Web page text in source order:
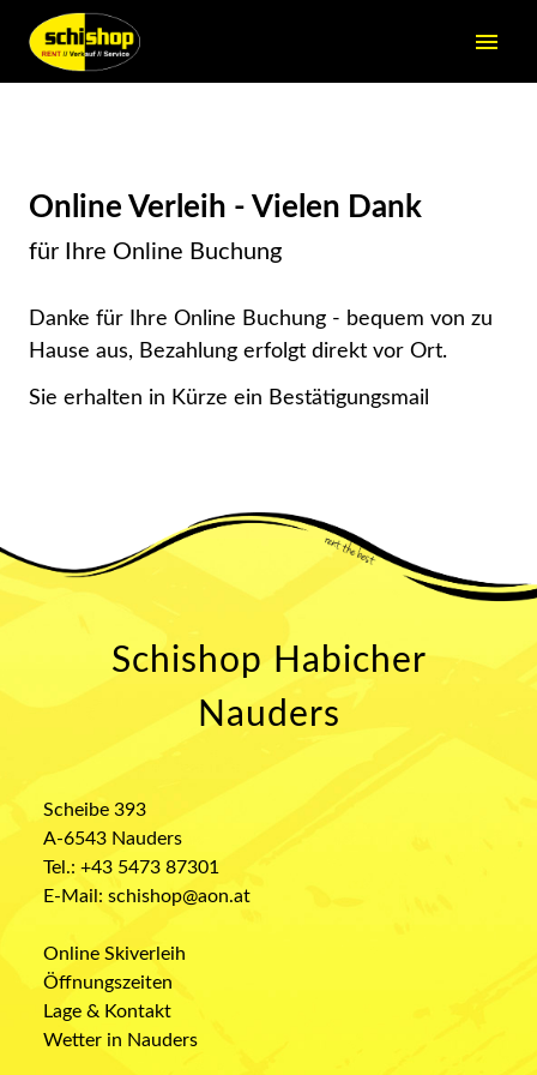
menu
Online Verleih - Vielen Dank
für Ihre Online Buchung
Danke für Ihre Online Buchung - bequem von zu
Hause aus, Bezahlung erfolgt direkt vor Ort.
Sie erhalten in Kürze ein Bestätigungsmail
Schishop Habicher
Nauders
Scheibe 393
A-6543 Nauders
Tel.: +43 5473 87301
E-Mail: schishop@aon.at
Online Skiverleih
Öffnungszeiten
Lage & Kontakt
Wetter in Nauders